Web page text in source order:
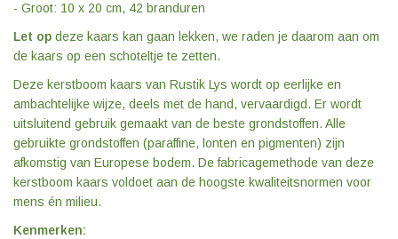
- Groot: 10 x 20 cm, 42 branduren
Let op deze kaars kan gaan lekken, we raden je daarom aan om
de kaars op een schoteltje te zetten.
Deze kerstboom kaars van Rustik Lys wordt op eerlijke en
ambachtelijke wijze, deels met de hand, vervaardigd. Er wordt
uitsluitend gebruik gemaakt van de beste grondstoffen. Alle
gebruikte grondstoffen (paraffine, lonten en pigmenten) zijn
afkomstig van Europese bodem. De fabricagemethode van deze
kerstboom kaars voldoet aan de hoogste kwaliteitsnormen voor
mens én milieu.
Kenmerken: